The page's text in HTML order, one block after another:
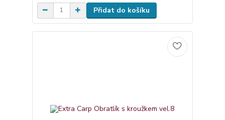
Přidat do košíku